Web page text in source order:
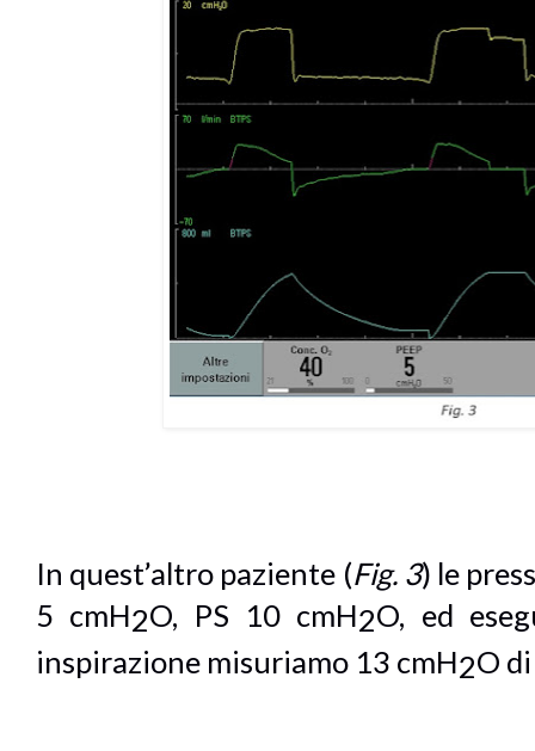
In quest’altro paziente (Fig. 3) le
5 cmH2O, PS 10 cmH2O, ed
inspirazione misuriamo 13 cmH2O